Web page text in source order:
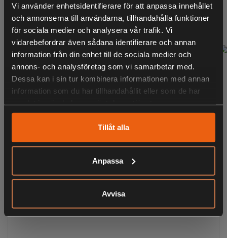
Vi använder enhetsidentifierare för att anpassa innehållet
och annonserna till användarna, tillhandahålla funktioner
för sociala medier och analysera vår trafik. Vi
vidarebefordrar även sådana identifierare och annan
information från din enhet till de sociala medier och
annons- och analysföretag som vi samarbetar med.
Dessa kan i sin tur kombinera informationen med annan
information som du har tillhandahållit eller som de har
Tillåt alla
Anpassa
Avvisa
16 390:-
inklusive moms